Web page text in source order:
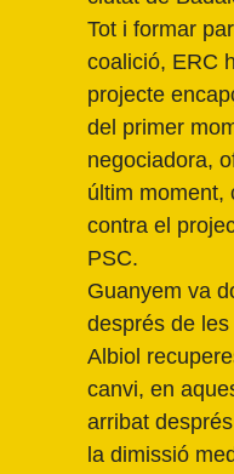
Tot i formar
coalició, ERC
projecte
del primer
negociadora,
últim moment,
contra el
PSC.
Guanyem va
després de les
Albiol
canvi, en
arribat
la dimissió